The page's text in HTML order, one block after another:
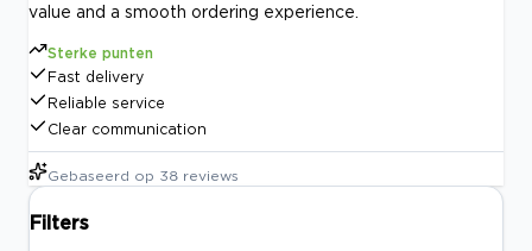
value and a smooth ordering experience.
Sterke punten
Fast delivery
Reliable service
Clear communication
Gebaseerd op 38 reviews
Filters